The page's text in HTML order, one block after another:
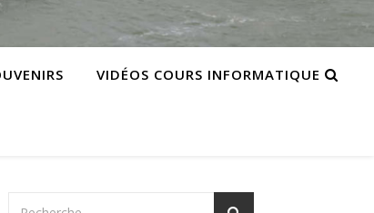
VIDÉOS COURS INFORMATIQUE